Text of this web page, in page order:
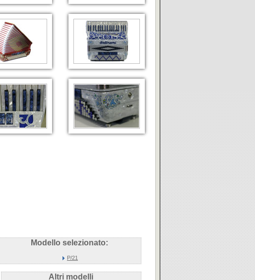
Modello selezionato:
P/21
Altri modelli